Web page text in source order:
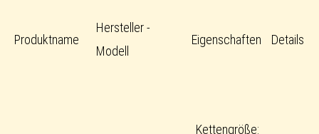
Produktname
Hersteller -
Modell
Eigenschaften Details
Kettengröße: